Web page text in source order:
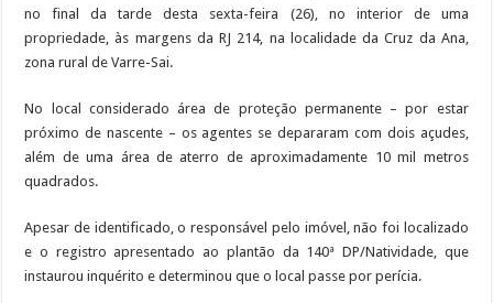
no final da tarde desta sexta-feira (26), no interior de uma
propriedade, às margens da RJ 214, na localidade da Cruz da Ana,
zona rural de Varre-Sai.
No local considerado área de proteção permanente – por estar
próximo de nascente – os agentes se depararam com dois açudes,
além de uma área de aterro de aproximadamente 10 mil metros
quadrados.
Apesar de identificado, o responsável pelo imóvel, não foi localizado
e o registro apresentado ao plantão da 140ª DP/Natividade, que
instaurou inquérito e determinou que o local passe por perícia.